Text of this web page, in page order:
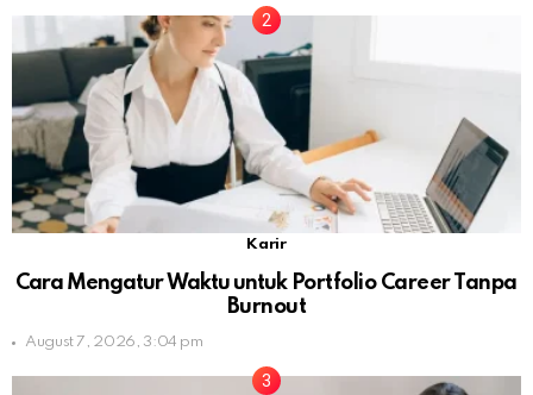
Karir
Cara Mengatur Waktu untuk Portfolio Career Tanpa
Burnout
August 7, 2026, 3:04 pm